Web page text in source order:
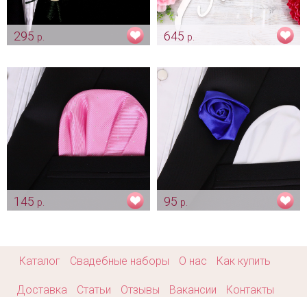
295 р.
645 р.
145 р.
95 р.
Каталог Свадебные наборы О нас Как купить
Доставка Статьи Отзывы Вакансии Контакты